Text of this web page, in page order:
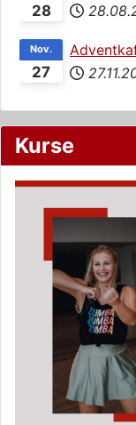
28
27
Nov.
Kurse